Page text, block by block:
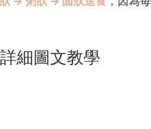
細圖文教學